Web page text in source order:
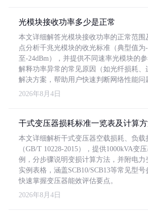
光模块接收功率多少是正常
本文详细解答光模块接收功率的正常范围
点分析千兆光模块的收光标准（典型值为
至-24dBm），并提供不同速率光模块的
解释功率异常的常见原因（如光纤损耗、
解决方案，帮助用户快速判断网络性能问
2026年8月4日
干式变压器损耗标准一览表及计算
本文详细解析干式变压器空载损耗、负载
（GB/T 10228-2015），提供1000kVA变
例，分步骤说明变损计算方法，并附电力
实例表格，涵盖SCB10/SCB13等常见型
快速掌握变压器能效评估要点。
2026年8月4日